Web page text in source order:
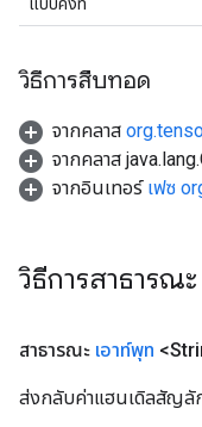
วิธีการสืบทอด
จากคลาส
จากคลาส
จากอินเทอร์ เฟซ
วิธีการสาธารณะ
สาธารณะ เอาท์พุท
ส่งกลับค่าแฮนเดิลสัญลั